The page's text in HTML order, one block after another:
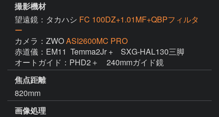
撮影機材
望遠鏡：タカハシ FC 100DZ+1.01MF+QBPフィルタ
ー
カメラ：ZWOASI2600MC PRO
赤道儀：EM11  Temma2Jr +　SXG-HAL130三脚
オートガイド：PHD2＋　240mmガイド鏡
焦点距離
820mm
画像処理